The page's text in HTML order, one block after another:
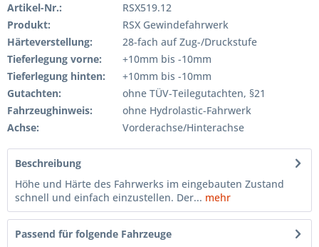
Artikel-Nr.:
RSX519.12
Produkt:
RSX Gewindefahrwerk
Härteverstellung:
28-fach auf Zug-/Druckstufe
Tieferlegung vorne:
+10mm bis -10mm
Tieferlegung hinten:
+10mm bis -10mm
Gutachten:
ohne TÜV-Teilegutachten, §21
Fahrzeughinweis:
ohne Hydrolastic-Fahrwerk
Achse:
Vorderachse/Hinterachse
Beschreibung
Höhe und Härte des Fahrwerks im eingebauten Zustand
schnell und einfach einzustellen. Der... mehr
Passend für folgende Fahrzeuge